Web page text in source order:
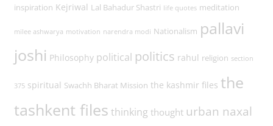
inspiration Kejriwal Lal Bahadur Shastri life quotes meditation
milee ashwarya motivation narendra modi Nationalism pallavi
joshi Philosophy political politics rahul religion section
375 spiritual Swachh Bharat Mission the kashmir files the
tashkent files thinking thought urban naxal